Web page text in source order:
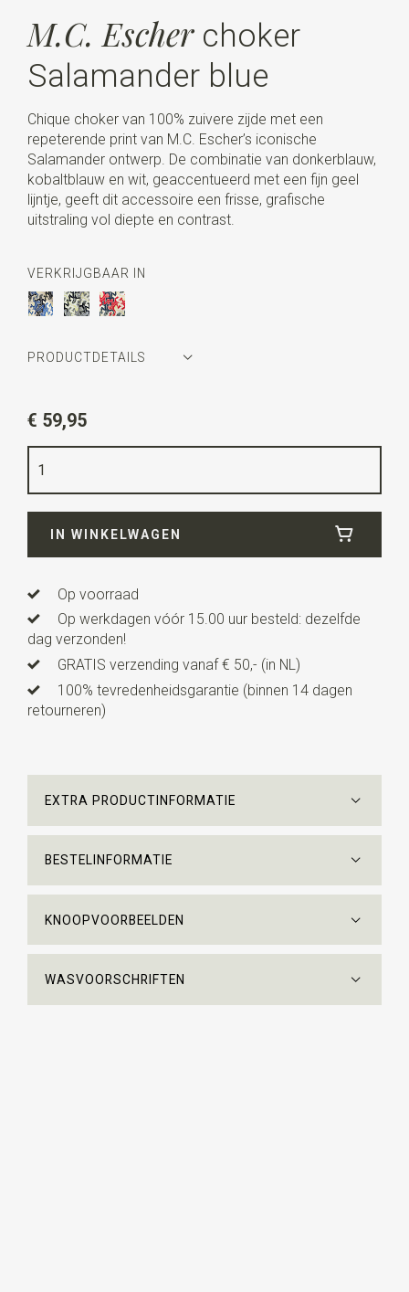
M.C. Escher choker
Salamander blue
Chique choker van 100% zuivere zijde met een
repeterende print van M.C. Escher’s iconische
Salamander ontwerp. De combinatie van donkerblauw,
kobaltblauw en wit, geaccentueerd met een fijn geel
lijntje, geeft dit accessoire een frisse, grafische
uitstraling vol diepte en contrast.
VERKRIJGBAAR IN
PRODUCTDETAILS
donkerblauw / koballtblauw / wit / geel
Kwaliteit
Lengte81 cm
All M.C. Escher Works © the M.C. Escher Company B.V.
€ 59,95
IN WINKELWAGEN
Op voorraad
Op werkdagen vóór 15.00 uur besteld: dezelfde
dag verzonden!
GRATIS verzending vanaf € 50,- (in NL)
100% tevredenheidsgarantie (binnen 14 dagen
retourneren)
EXTRA PRODUCTINFORMATIE
BESTELINFORMATIE
KNOOPVOORBEELDEN
WASVOORSCHRIFTEN